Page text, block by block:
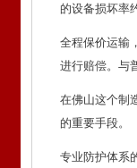
的设备损坏率
全程保价运输
进行赔偿。与
在佛山这个制
的重要手段。
专业防护体系